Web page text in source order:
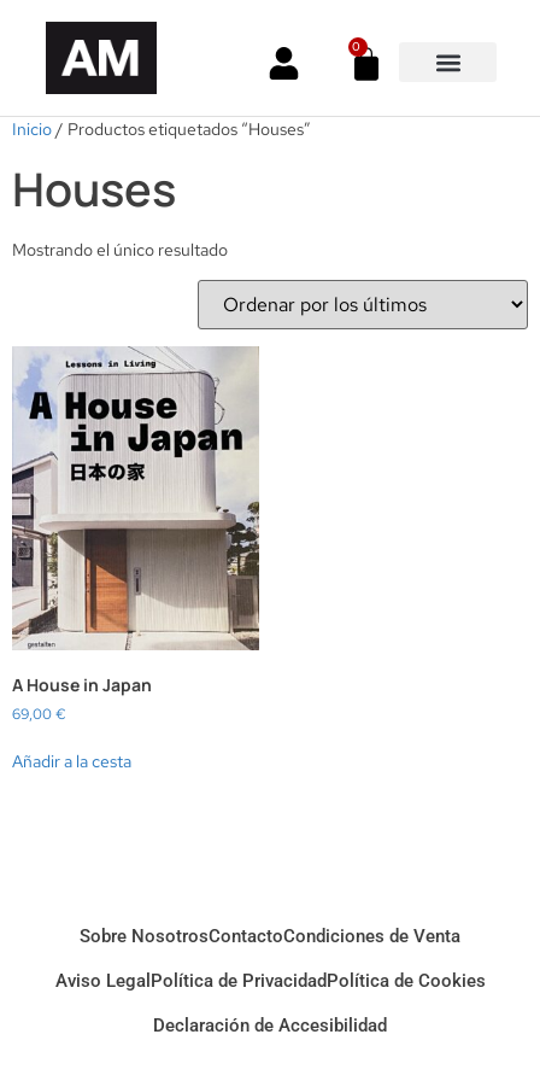
0
Inicio/ Productos etiquetados “Houses”
Houses
Mostrando el único resultado
A House in Japan
69,00€
Añadir a la cesta
Sobre NosotrosContactoCondiciones de Venta
Aviso Legal Política de PrivacidadPolítica de Cookies
Declaración de Accesibilidad